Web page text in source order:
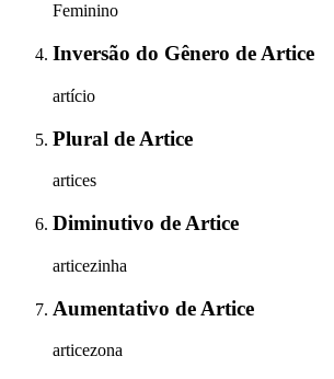
Feminino
Inversão do Gênero de Artice
artício
Plural de Artice
artices
Diminutivo de Artice
articezinha
Aumentativo de Artice
articezona